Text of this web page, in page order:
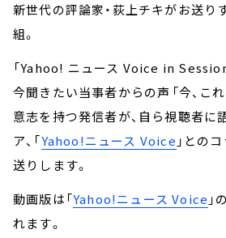
新世代の評論家・荻上チキがお送り
組。
「Yahoo! ニュース Voice in Session
今聞きたい当事者からの声――「今、こ
意志を持つ発信者が、自ら視聴者に
ア、「Yahoo!ニュース Voice 」との
送りします。
動画版は「Yahoo!ニュース Voice
れます。